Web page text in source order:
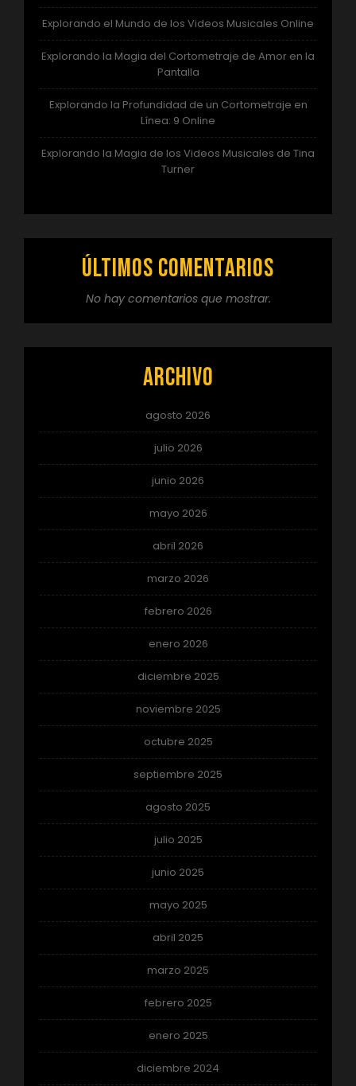
Explorando el Mundo de los Videos Musicales Online
Explorando la Magia del Cortometraje de Amor en la
Pantalla
Explorando la Profundidad de un Cortometraje en
Línea: 9 Online
Explorando la Magia de los Videos Musicales de Tina
Turner
Últimos comentarios
No hay comentarios que mostrar.
Archivo
agosto 2026
julio 2026
junio 2026
mayo 2026
abril 2026
marzo 2026
febrero 2026
enero 2026
diciembre 2025
noviembre 2025
octubre 2025
septiembre 2025
agosto 2025
julio 2025
junio 2025
mayo 2025
abril 2025
marzo 2025
febrero 2025
enero 2025
diciembre 2024